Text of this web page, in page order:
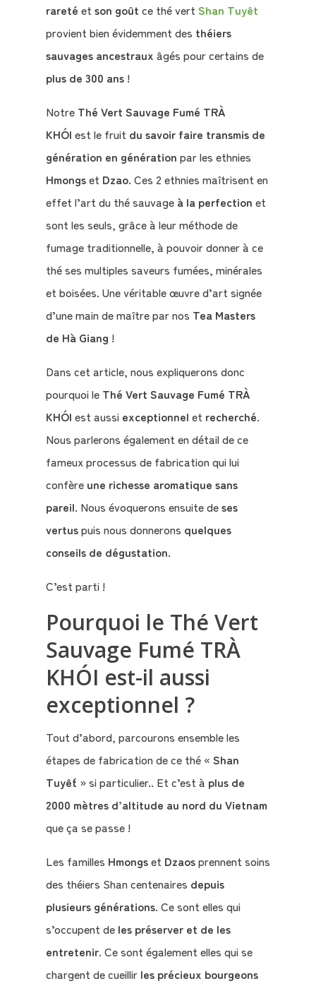
nous
?
Témoignages
E-
La
Boutique
Le
Blog
Contact
compte
Mon
Panier
rareté et son goût ce thé vert Shan Tuyêt
provient bien évidemment des théiers
sauvages ancestraux âgés pour certains de
plus de 300 ans!
NotreThé Vert Sauvage Fumé TRÀ
KHÓI est le fruit du savoir faire transmis de
génération en génération par les ethnies
Hmongset Dzao. Ces 2 ethnies maîtrisent en
effet l’art du thé sauvageà la perfection et
sont les seuls, grâce à leur méthode de
fumage traditionnelle, à pouvoir donner à ce
thé ses multiples saveurs fumées, minérales
et boisées. Une véritable œuvre d’art signée
d’une main de maître par nos Tea Masters
de Hà Giang !
Dans cet article, nous expliquerons donc
pourquoi le Thé Vert Sauvage Fumé TRÀ
KHÓI est aussi exceptionnel et recherché.
Nous parlerons également en détail de ce
fameux processus de fabrication qui lui
confère une richesse aromatique sans
pareil. Nous évoquerons ensuite deses
vertuspuis nous donnerons quelques
conseils de dégustation.
C’est parti !
Pourquoi le Thé Vert
Sauvage Fumé TRÀ
KHÓI est-il aussi
exceptionnel ?
Tout d’abord, parcourons ensemble les
étapes de fabrication de ce thé « Shan
Tuyết » si particulier.. Et c’est à plus de
2000 mètres d’altitude au nord du Vietnam
que ça se passe !
Les familles Hmongset Dzaosprennent soins
des théiers Shan centenaires depuis
plusieurs générations. Ce sont elles qui
s’occupent de les préserver et de les
entretenir. Ce sont également elles qui se
chargent de cueillirles précieux bourgeons